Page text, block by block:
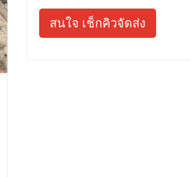
สนใจ เช็กคิวจัดส่ง